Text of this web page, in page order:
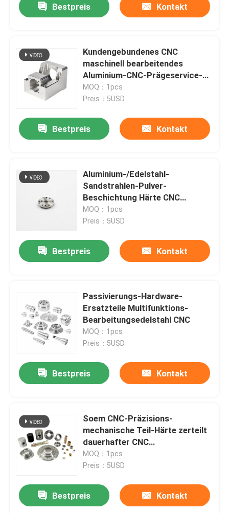
Startseite
Bestpreis Kontakt
Kundengebundenes CNC
maschinell bearbeitendes
Aluminium-CNC-Prägeservice-
Polnisch
MOQ：1pcs
Preis：5USD
Bestpreis Kontakt
Aluminium-/Edelstahl-
Sandstrahlen-Pulver-
Beschichtung Härte CNC
maschineller Bearbeitung
MOQ：1pcs
Preis：5USD
Bestpreis Kontakt
Passivierungs-Hardware-
Ersatzteile Multifunktions-
Bearbeitungsedelstahl CNC
MOQ：1pcs
Preis：5USD
Bestpreis Kontakt
Soem CNC-Präzisions-
mechanische Teil-Härte zerteilt
dauerhafter CNC
kundenspezifisches
MOQ：1pcs
Preis：5USD
Bestpreis Kontakt